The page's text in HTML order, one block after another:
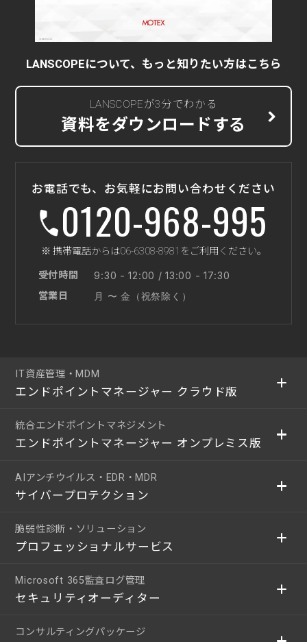
LANSCOPEについて、もっと知りたい方はこちら
LANSCOPEが3分でわかる
資料をダウンロードする
お電話でも、お気軽にお問い合わせください
0120-968-995
※ 携帯電話からは06-6308-8981をご利用ください。
受付時間 9:30 - 12:00 / 13:00 - 17:30
営業日 月 〜 金（祝祭除く）
IT資産管理・MDM
エンドポイントマネージャー クラウド版
統合エンドポイントマネジメント
エンドポイントマネージャー オンプレミス版
AIアンチウイルス・EDR・MDR
サイバープロテクション
脆弱性診断・ソリューション
プロフェッショナルサービス
Microsoft 365監査ログ管理
セキュリティオーディター
コンサルティングパッケージ